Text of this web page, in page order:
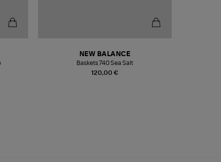
120,00 €
NEW BALANCE
Baskets 740 Sea Salt